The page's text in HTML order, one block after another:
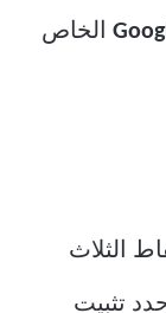
الخاص
الثلاث
تثبيت